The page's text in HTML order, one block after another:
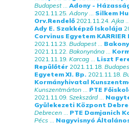
Budapest... Adony -
2021.11.25. Adony... Silkem
Orv.Rendelő 2021.11.24. Ajka ...
Ady E. Szakképző Iskolája
Corvinus Egyetem KARRIER
2021.11.23. Budapest...
2021.11.22. Bakonynána ...
2021.11.19. Karcag ... Liszt
Repülőtér 2021.11.18.
Egyetem XI. Bp. 2021.11.18.
Kormányhivatal
Kunszentmárton ... PTE
2021.11.09. Szekszárd...
Gyülekezeti Központ
Debrecen ... PTE Damjanich
Pécs ... Nagyvisnyó